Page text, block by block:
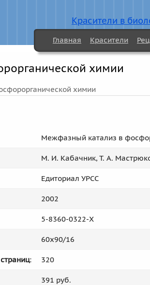
Красители в
Главная Красители
химии
химии
Межфазный катализ в
М. И. Кабачник, Т. А.
Едиториал УРСС
2002
5-8360-0322-X
60x90/16
: 320
391 руб.